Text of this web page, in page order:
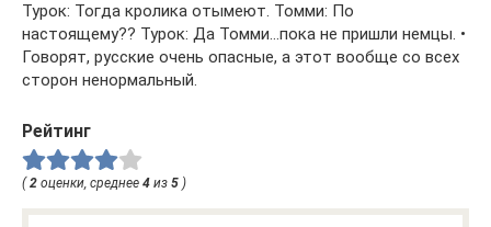
Турок: Тогда кролика отымеют. Томми: По
настоящему?? Турок: Да Томми…пока не пришли немцы. •
Говорят, русские очень опасные, а этот вообще со всех
сторон ненормальный.
Рейтинг
(2 оценки, среднее 4 из 5 )